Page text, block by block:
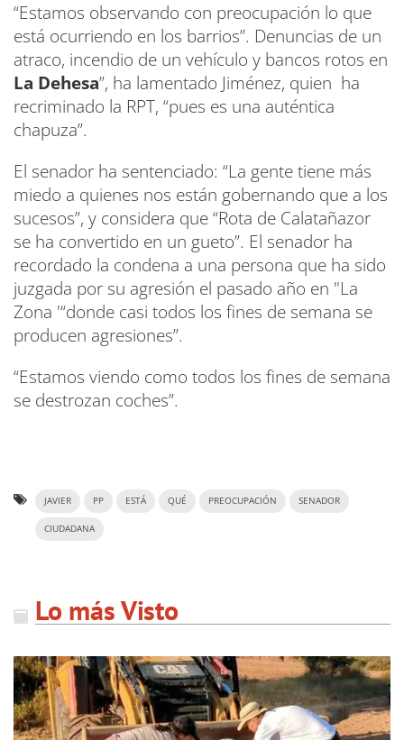
“Estamos observando con preocupación lo que
está ocurriendo en los barrios”. Denuncias de un
atraco, incendio de un vehículo y bancos rotos en
La Dehesa”, ha lamentado Jiménez, quien ha
recriminado la RPT, “pues es una auténtica
chapuza”.
El senador ha sentenciado: “La gente tiene más
miedo a quienes nos están gobernando que a los
sucesos”, y considera que “Rota de Calatañazor
se ha convertido en un gueto”. El senador ha
recordado la condena a una persona que ha sido
juzgada por su agresión el pasado año en "La
Zona '“donde casi todos los fines de semana se
producen agresiones”.
“Estamos viendo como todos los fines de semana
se destrozan coches”.
JAVIER PP ESTÁ QUÉ PREOCUPACIÓN SENADOR
CIUDADANA
Lo más Visto